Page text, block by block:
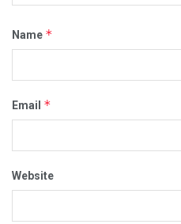
Name *
Email *
Website